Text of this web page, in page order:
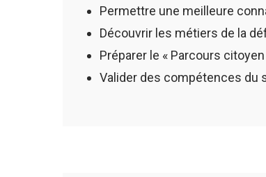
Permettre une meilleure
Découvrir les métiers de la
Préparer le « Parcours
Valider des compétences du